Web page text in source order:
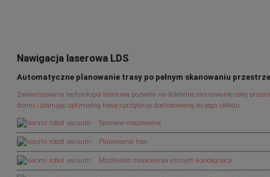
Nawigacja laserowa LDS
Automatyczne planowanie trasy po pełnym skanowaniu
Zaawansowana technologia laserowa pozwala na dokładne skanowanie całej
domu i planując optymalną trasę sprzątania dostosowaną do jego układu.
Sprawne mapowanie
Planowanie tras
Możliwość mapowania różnych kondygnacji